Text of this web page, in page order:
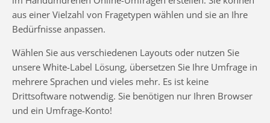
aus einer Vielzahl von Fragetypen wählen und sie an Ihre
Bedürfnisse anpassen.
Wählen Sie aus verschiedenen Layouts oder nutzen Sie
unsere White-Label Lösung, übersetzen Sie Ihre Umfrage in
mehrere Sprachen und vieles mehr. Es ist keine
Drittsoftware notwendig. Sie benötigen nur Ihren Browser
und ein Umfrage-Konto!